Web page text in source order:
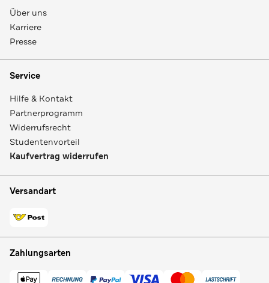
Über uns
Karriere
Presse
Service
Hilfe & Kontakt
Partnerprogramm
Widerrufsrecht
Studentenvorteil
Kaufvertrag widerrufen
Versandart
Zahlungsarten